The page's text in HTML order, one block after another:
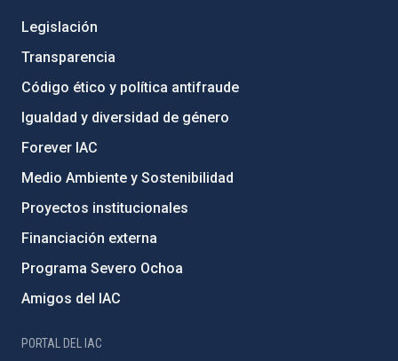
Legislación
Transparencia
Código ético y política antifraude
Igualdad y diversidad de género
Forever IAC
Medio Ambiente y Sostenibilidad
Proyectos institucionales
Financiación externa
Programa Severo Ochoa
Amigos del IAC
PORTAL DEL IAC